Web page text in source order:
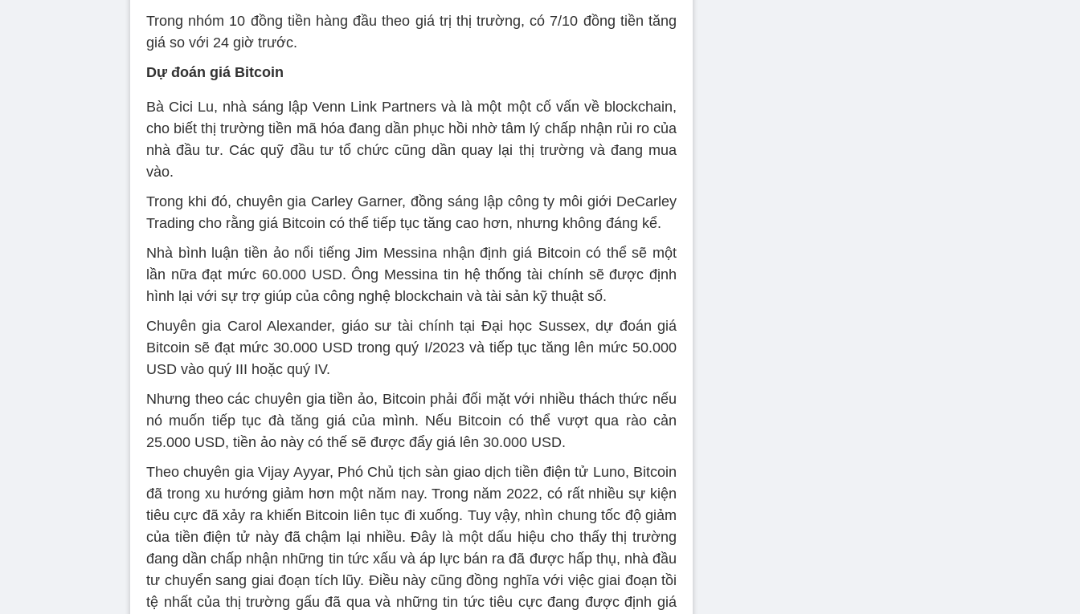
Trong nhóm 10 đồng tiền hàng đầu theo giá trị thị trường, có 7/10 đồng tiền tăng
giá so với 24 giờ trước.
Dự đoán giá Bitcoin
Bà Cici Lu, nhà sáng lập Venn Link Partners và là một một cố vấn về blockchain,
cho biết thị trường tiền mã hóa đang dần phục hồi nhờ tâm lý chấp nhận rủi ro của
nhà đầu tư. Các quỹ đầu tư tổ chức cũng dần quay lại thị trường và đang mua
vào.
Trong khi đó, chuyên gia Carley Garner, đồng sáng lập công ty môi giới DeCarley
Trading cho rằng giá Bitcoin có thể tiếp tục tăng cao hơn, nhưng không đáng kể.
Nhà bình luận tiền ảo nổi tiếng Jim Messina nhận định giá Bitcoin có thể sẽ một
lần nữa đạt mức 60.000 USD. Ông Messina tin hệ thống tài chính sẽ được định
hình lại với sự trợ giúp của công nghệ blockchain và tài sản kỹ thuật số.
Chuyên gia Carol Alexander, giáo sư tài chính tại Đại học Sussex, dự đoán giá
Bitcoin sẽ đạt mức 30.000 USD trong quý I/2023 và tiếp tục tăng lên mức 50.000
USD vào quý III hoặc quý IV.
Nhưng theo các chuyên gia tiền ảo, Bitcoin phải đối mặt với nhiều thách thức nếu
nó muốn tiếp tục đà tăng giá của mình. Nếu Bitcoin có thể vượt qua rào cản
25.000 USD, tiền ảo này có thế sẽ được đẩy giá lên 30.000 USD.
Theo chuyên gia Vijay Ayyar, Phó Chủ tịch sàn giao dịch tiền điện tử Luno, Bitcoin
đã trong xu hướng giảm hơn một năm nay. Trong năm 2022, có rất nhiều sự kiện
tiêu cực đã xảy ra khiến Bitcoin liên tục đi xuống. Tuy vậy, nhìn chung tốc độ giảm
của tiền điện tử này đã chậm lại nhiều. Đây là một dấu hiệu cho thấy thị trường
đang dần chấp nhận những tin tức xấu và áp lực bán ra đã được hấp thụ, nhà đầu
tư chuyển sang giai đoạn tích lũy. Điều này cũng đồng nghĩa với việc giai đoạn tồi
tệ nhất của thị trường gấu đã qua và những tin tức tiêu cực đang được định giá